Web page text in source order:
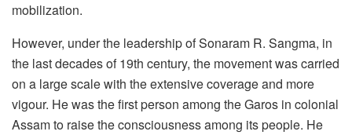
mobilization.
However, under the leadership of Sonaram R. Sangma, in
the last decades of 19th century, the movement was carried
on a large scale with the extensive coverage and more
vigour. He was the first person among the Garos in colonial
Assam to raise the consciousness among its people. He